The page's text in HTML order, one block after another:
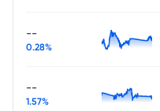
--
0.28%
--
1.57%